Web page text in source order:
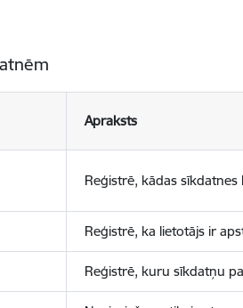
Apraksts
Reģistrē, kādas
Reģistrē, ka lietotājs ir
Reģistrē, kuru sīkdatņu